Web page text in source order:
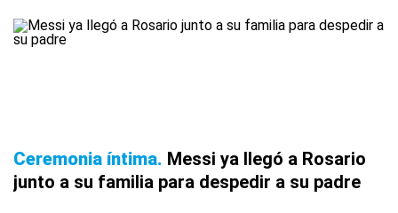
Ceremonia íntima Messi ya llegó a Rosario
junto a su familia para despedir a su padre